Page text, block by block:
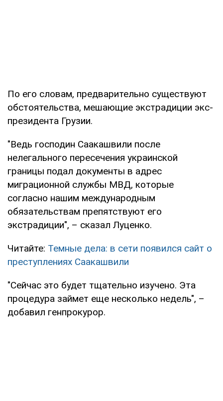
По его словам, предварительно существуют
обстоятельства, мешающие экстрадиции экс-
президента Грузии.
"Ведь господин Саакашвили после
нелегального пересечения украинской
границы подал документы в адрес
миграционной службы МВД, которые
согласно нашим международным
обязательствам препятствуют его
экстрадиции", – сказал Луценко.
Читайте: Темные дела: в сети появился сайт о
преступлениях Саакашвили
"Сейчас это будет тщательно изучено. Эта
процедура займет еще несколько недель", –
добавил генпрокурор.